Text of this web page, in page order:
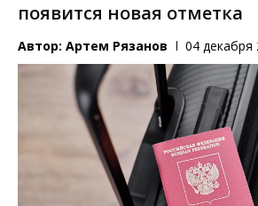
появится новая отметка
Автор: Артем Рязанов 04 декабря